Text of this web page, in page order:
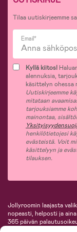
Tilaa uutiskirjeemme
Email*
Kyllä kiitos!
alennuksia,
käsittelyn ohessa
Uutiskirjeemme
mitataan
tarjouksiamme
mainontaa,
henkilötietojesi
evästeistä. Voit
käsittelyyn ja
tilauksen.
Jollyroomin laajasta
nopeasti, helposti ja
365 päivän